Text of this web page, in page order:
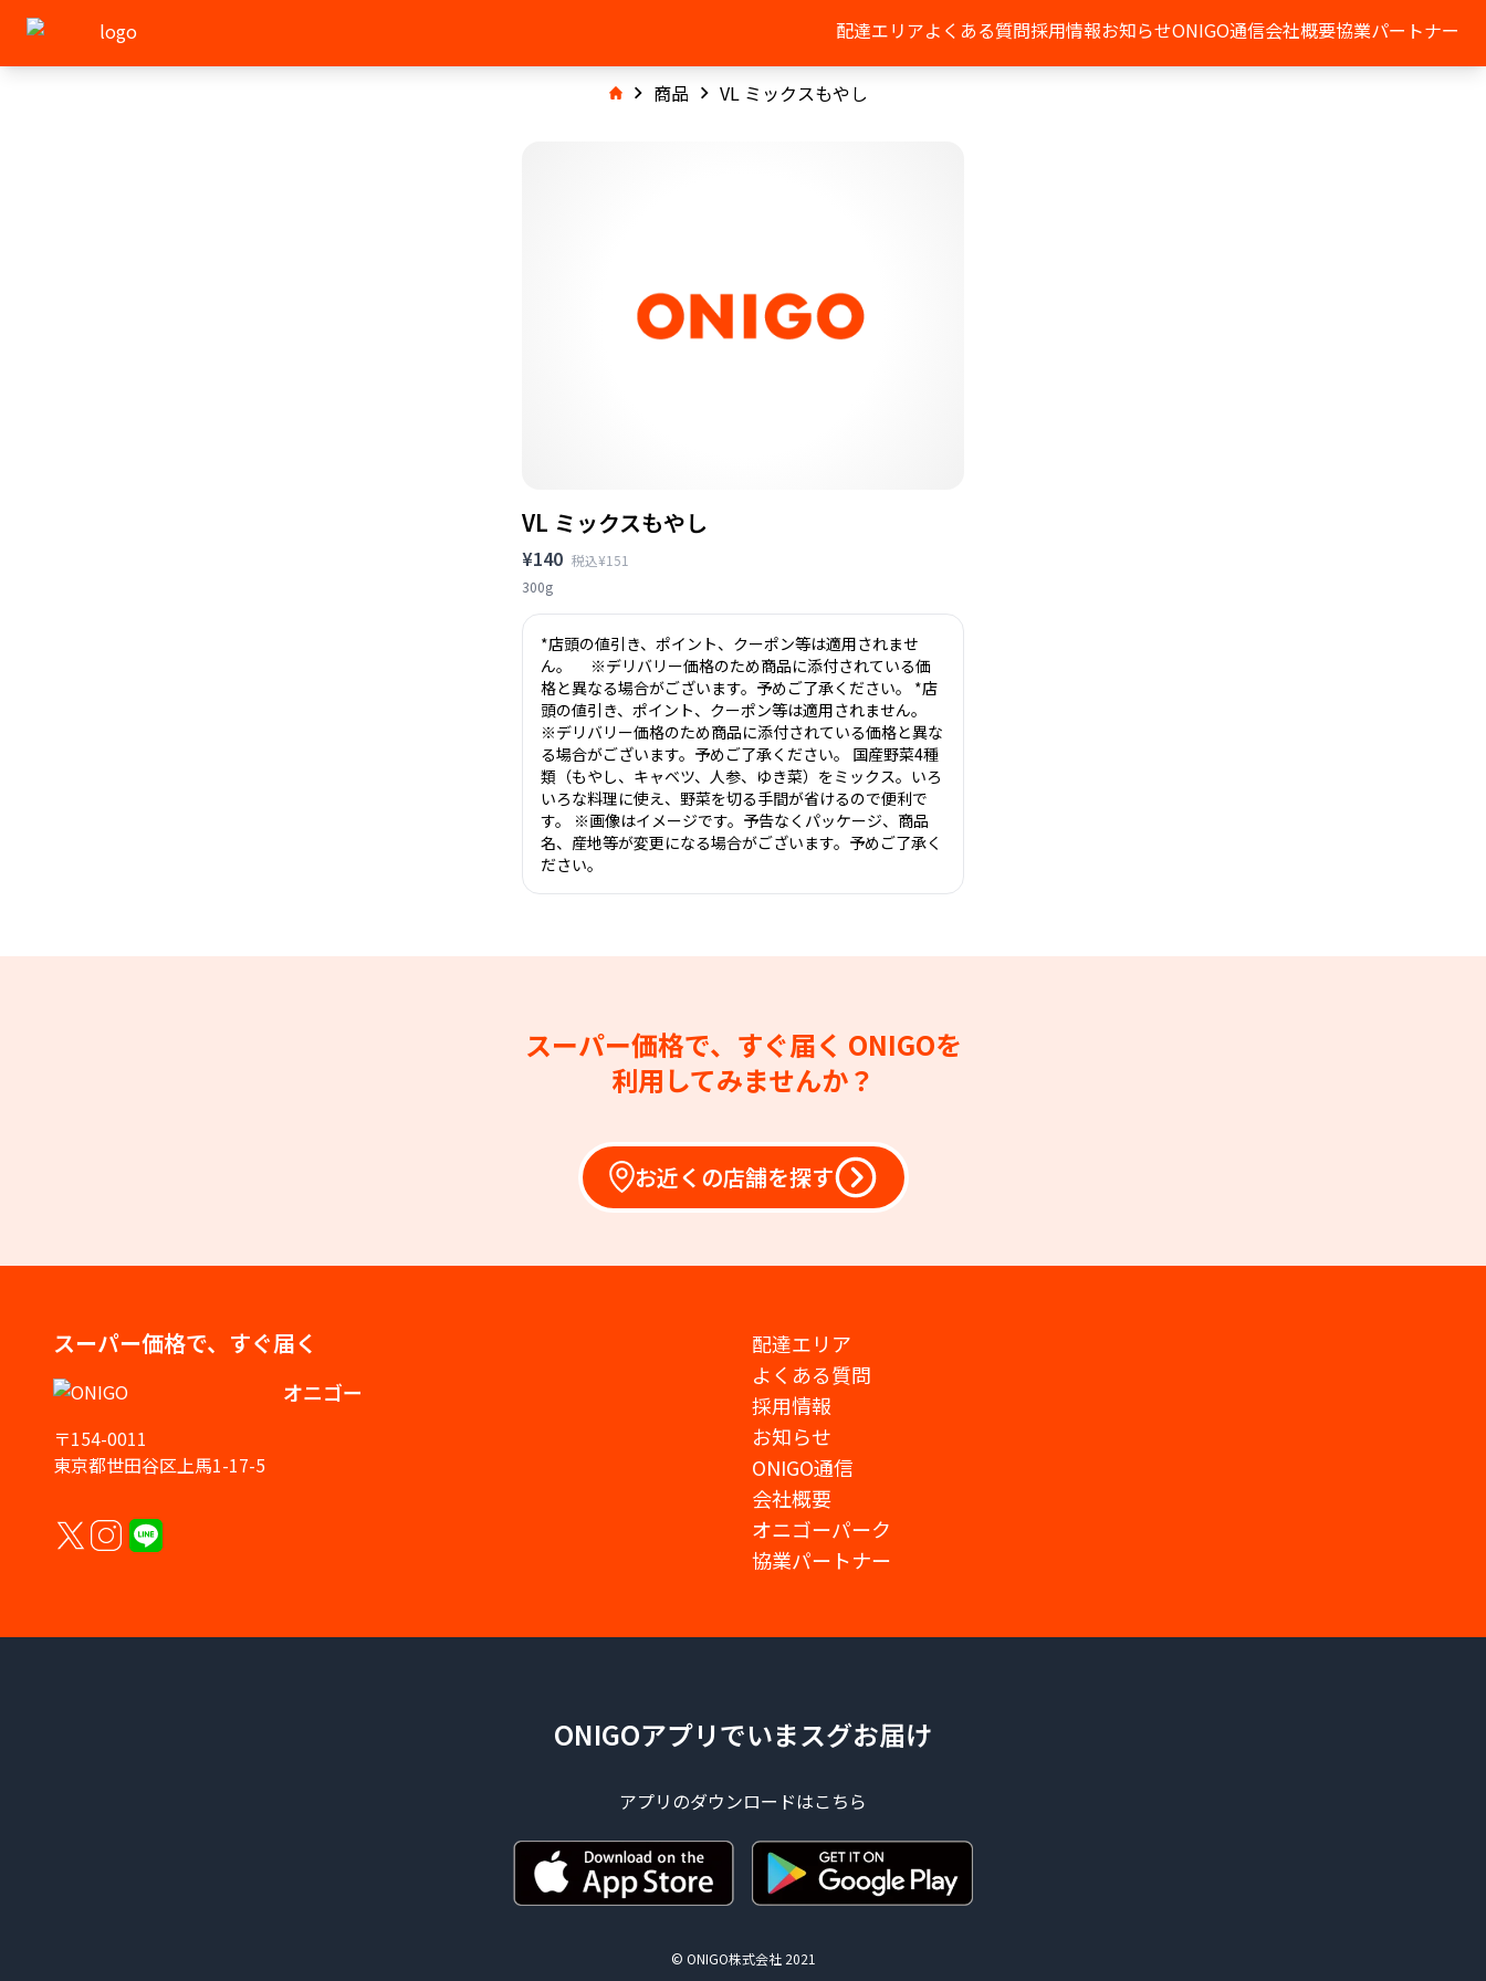
配達エリアよくある質問採用情報お知らせONIGO通信会社概要協業パートナー
商品 VL ミックスもやし
VL ミックスもやし
¥140 税込¥151
300g
*店頭の値引き、ポイント、クーポン等は適用されませ
ん。 ※デリバリー価格のため商品に添付されている価
格と異なる場合がございます。予めご了承ください。 *店
頭の値引き、ポイント、クーポン等は適用されません。
※デリバリー価格のため商品に添付されている価格と異な
る場合がございます。予めご了承ください。 国産野菜4種
類（もやし、キャベツ、人参、ゆき菜）をミックス。いろ
いろな料理に使え、野菜を切る手間が省けるので便利で
す。 ※画像はイメージです。予告なくパッケージ、商品
名、産地等が変更になる場合がございます。予めご了承く
ださい。
スーパー価格で、すぐ届く ONIGOを
利用してみませんか？
お近くの店舗を探す
スーパー価格で、すぐ届く
オニゴー
〒154-0011
東京都世田谷区上馬1-17-5
配達エリア
よくある質問
採用情報
お知らせ
ONIGO通信
会社概要
オニゴーパーク
協業パートナー
ONIGOアプリでいまスグお届け
アプリのダウンロードはこちら
© ONIGO株式会社 2021